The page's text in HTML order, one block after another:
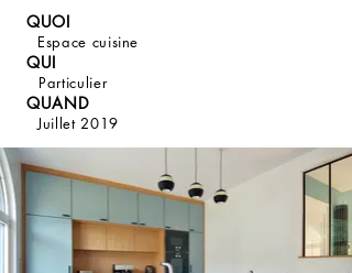
QUOI
Espace cuisine
QUI
Particulier
QUAND
Juillet 2019